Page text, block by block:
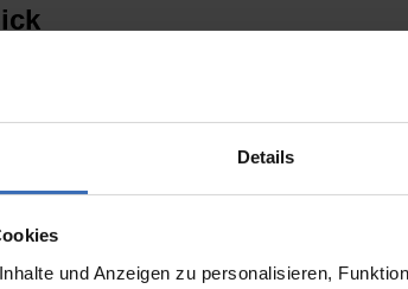
Details
und Anzeigen zu personalisieren,
Baugruppen in NX
top aktuelle
Arbeiten mit „Extra